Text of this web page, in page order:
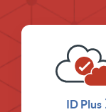
ID Plus